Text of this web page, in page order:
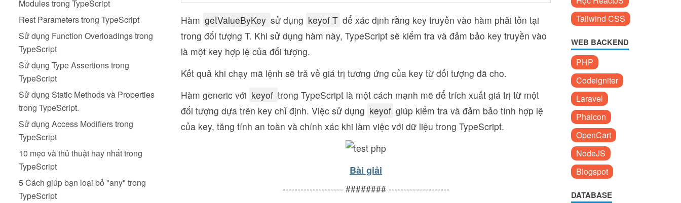
Modules trong TypeScript
Rest Parameters trong TypeScript
Sử dụng Function Overloadings trong
TypeScript
Sử dụng Type Assertions trong
TypeScript
Sử dụng Static Methods và Properties
trong TypeScript.
Sử dụng Access Modifiers trong
TypeScript
10 mẹo và thủ thuật hay nhất trong
TypeScript
5 Cách giúp bạn loại bỏ "any" trong
TypeScript
Hàm getValueByKey sử dụng keyof T để xác định rằng key truyền vào hàm phải tồn tại
trong đối tượng T. Khi sử dụng hàm này, TypeScript sẽ kiểm tra và đảm bảo key truyền vào
là một key hợp lệ của đối tượng.
Kết quả khi chạy mã lệnh sẽ trả về giá trị tương ứng của key từ đối tượng đã cho.
Hàm generic với keyof trong TypeScript là một cách mạnh mẽ để trích xuất giá trị từ một
đối tượng dựa trên key chỉ định. Việc sử dụng keyof giúp kiểm tra và đảm bảo tính hợp lệ
của key, tăng tính an toàn và chính xác khi làm việc với dữ liệu trong TypeScript.
Bài giải
-------------------- ######## --------------------
Tailwind CSS
WEB BACKEND
PHP
Codeigniter
Laravel
Phalcon
OpenCart
NodeJS
Blogspot
DATABASE